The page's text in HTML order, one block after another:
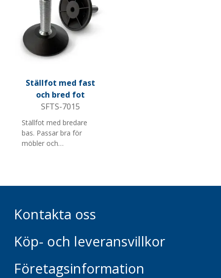
Ställfot med fast
och bred fot
SFTS-7015
Ställfot med bredare
bas. Passar bra för
möbler och
gängor.
Kontakta oss
Köp- och leveransvillkor
Företagsinformation